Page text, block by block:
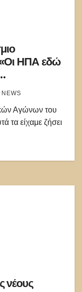
«Οι ΗΠΑ εδώ
Αγώνων του
τα είχαμε ζήσει
νέους